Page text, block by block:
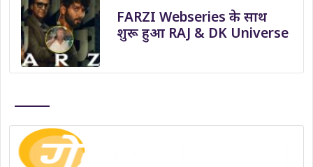
FARZI Webseries के साथ
शुरू हुआ RAJ & DK Universe